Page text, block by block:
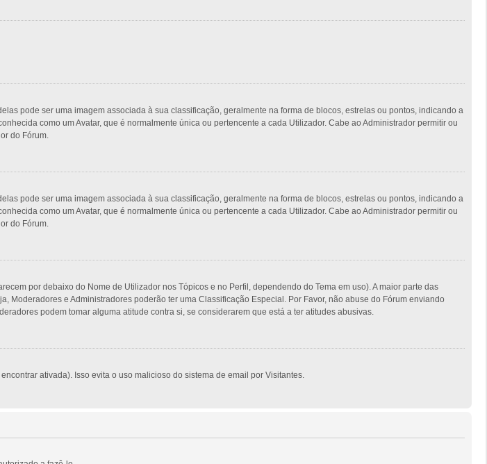
pode ser uma imagem associada à sua classificação, geralmente na forma de blocos, estrelas ou pontos, indicando a
como um Avatar, que é normalmente única ou pertencente a cada Utilizador. Cabe ao Administrador permitir ou
do Fórum.
pode ser uma imagem associada à sua classificação, geralmente na forma de blocos, estrelas ou pontos, indicando a
como um Avatar, que é normalmente única ou pertencente a cada Utilizador. Cabe ao Administrador permitir ou
do Fórum.
por debaixo do Nome de Utilizador nos Tópicos e no Perfil, dependendo do Tema em uso). A maior parte das
e Administradores poderão ter uma Classificação Especial. Por Favor, não abuse do Fórum enviando
podem tomar alguma atitude contra si, se considerarem que está a ter atitudes abusivas.
ativada). Isso evita o uso malicioso do sistema de email por Visitantes.